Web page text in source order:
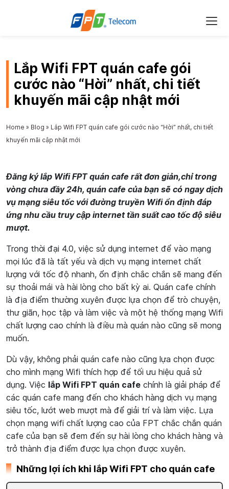
Lắp Wifi FPT quán cafe gói
cước nào “Hời” nhất, chi tiết
khuyến mãi cập nhật mới
Home » Blog » Lắp Wifi FPT quán cafe gói cước nào “Hời” nhất, chi tiết
khuyến mãi cập nhật mới
Đăng ký lắp Wifi FPT quán cafe rất đơn giản,chỉ trong
vòng chưa đầy 24h, quán cafe của bạn sẽ có ngay dịch
vụ mạng siêu tốc với đường truyền Wifi ổn định đáp
ứng nhu cầu truy cập internet tần suất cao tốc độ siêu
mượt.
Trong thời đại 4.0, việc sử dụng internet để vào mạng
mọi lúc đã là tất yếu và dịch vụ mạng internet chất
lượng với tốc độ nhanh, ổn định chắc chắn sẽ mang đến
sự thoải mái và hài lòng cho bất kỳ ai. Quán cafe chính
là địa điểm thường xuyên được lựa chọn để trò chuyện,
thư giãn, học tập và làm việc và một hệ thống mạng Wifi
chất lượng cao chính là điều mà quán nào cũng sẽ mong
muốn.
Dù vậy, không phải quán cafe nào cũng lựa chọn được
cho mình mạng Wifi thích hợp để tối ưu hiệu quả sử
dụng. Việc lắp Wifi FPT quán cafe chính là giải pháp để
các quán cafe mang đến cho khách hàng dịch vụ mạng
siêu tốc, lướt web mượt mà để giải trí và làm việc. Lựa
chọn mạng wifi chất lượng cao của FPT chắc chắn quán
cafe của bạn sẽ đem đến sự hài lòng cho khách hàng và
trở thành địa điểm được lựa chọn được xuyên.
Những lợi ích khi lắp Wifi FPT cho quán cafe